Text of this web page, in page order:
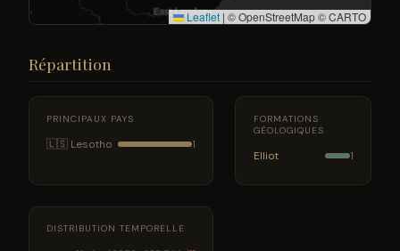
Leaflet | © OpenStreetMap © CARTO
Répartition
PRINCIPAUX PAYS
🇱🇸 Lesotho 1
FORMATIONS
GÉOLOGIQUES
Elliot 1
DISTRIBUTION TEMPORELLE